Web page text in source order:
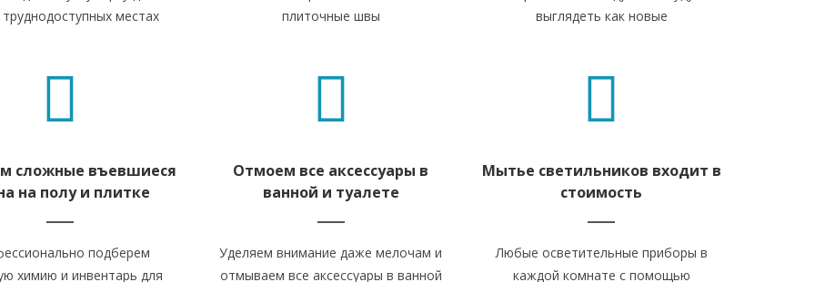
местах
плиточные швы
выглядеть как новые
сложные въевшиеся
на полу и плитке
подберем
химию и инвентарь для
Отмоем все аксессуары в
ванной и туалете
Уделяем внимание даже мелочам и
отмываем все аксессуары в ванной
Мытье светильников входит в
стоимость
Любые осветительные приборы в
каждой комнате с помощью